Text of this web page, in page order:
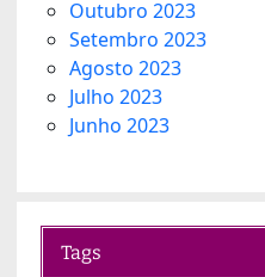
Outubro 2023
Setembro 2023
Agosto 2023
Julho 2023
Junho 2023
Tags